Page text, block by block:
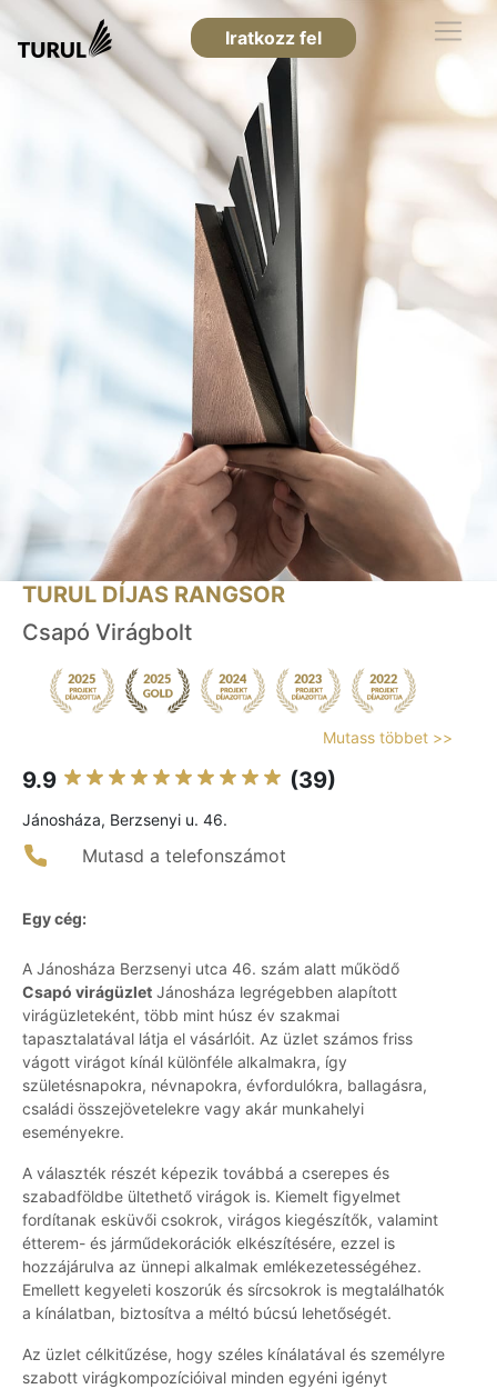
Iratkozz fel
TURUL DÍJAS RANGSOR
Csapó Virágbolt
Mutass többet >>
9.9 (39)
Jánosháza, Berzsenyi u. 46.
Mutasd a telefonszámot
Egy cég:
A Jánosháza Berzsenyi utca 46. szám alatt működő
Csapó virágüzlet Jánosháza legrégebben alapított
virágüzleteként, több mint húsz év szakmai
tapasztalatával látja el vásárlóit. Az üzlet számos friss
vágott virágot kínál különféle alkalmakra, így
születésnapokra, névnapokra, évfordulókra, ballagásra,
családi összejövetelekre vagy akár munkahelyi
eseményekre.
A választék részét képezik továbbá a cserepes és
szabadföldbe ültethető virágok is. Kiemelt figyelmet
fordítanak esküvői csokrok, virágos kiegészítők, valamint
étterem- és járműdekorációk elkészítésére, ezzel is
hozzájárulva az ünnepi alkalmak emlékezetességéhez.
Emellett kegyeleti koszorúk és sírcsokrok is megtalálhatók
a kínálatban, biztosítva a méltó búcsú lehetőségét.
Az üzlet célkitűzése, hogy széles kínálatával és személyre
szabott virágkompozícióival minden egyéni igényt